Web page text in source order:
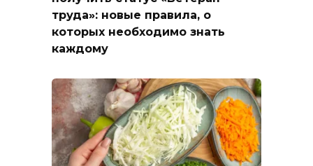
труда»: новые правила, о
которых необходимо знать
каждому